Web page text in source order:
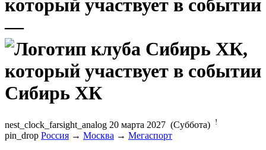
—
Сибирь ХК
nest_clock_farsight_analog 20 марта 2027 (Суббота) !
pin_drop Россия → Москва → Мегаспорт